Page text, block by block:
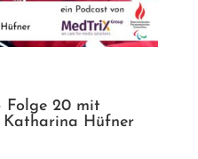
Folge 20 mit
Hüfner